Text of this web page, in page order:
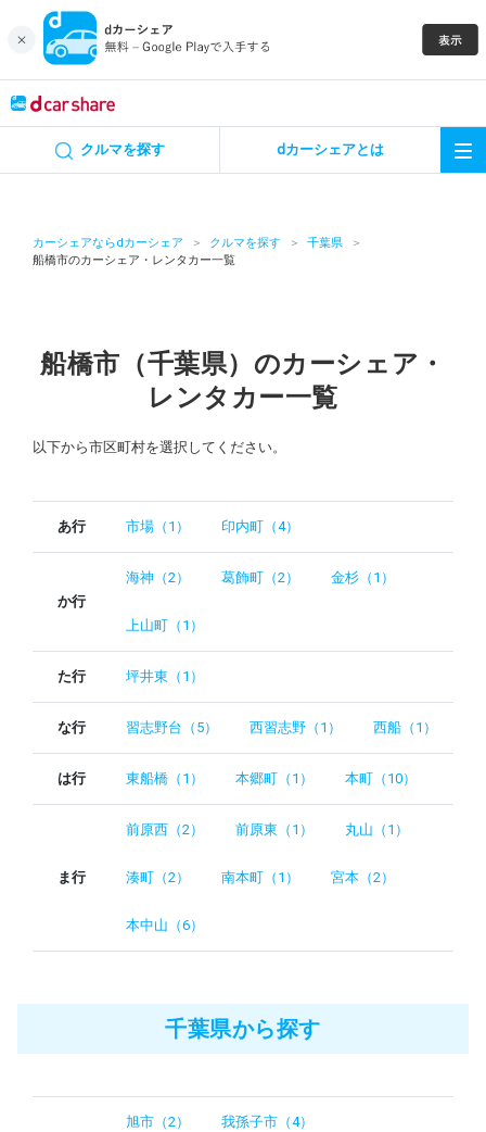
クルマを探す dカーシェアとは
カーシェアならdカーシェア クルマを探す
千葉県
船橋市のカーシェア・レンタカー一覧
船橋市（千葉県）のカーシェア・
レンタカー一覧
以下から市区町村を選択してください。
あ行 市場（1） 印内町（4）
か行
海神（2） 葛飾町（2） 金杉（1）
上山町（1）
た行 坪井東（1）
な行 習志野台（5） 西習志野（1） 西船（1）
は行 東船橋（1） 本郷町（1） 本町（10）
ま行
前原西（2） 前原東（1） 丸山（1）
湊町（2） 南本町（1） 宮本（2）
本中山（6）
千葉県から探す
旭市（2） 我孫子市（4）
カーシェア
特集
アプリの使い方